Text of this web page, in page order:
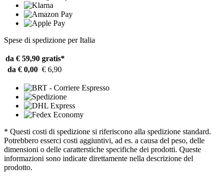
Spese di spedizione per Italia
da € 59,90 gratis*
da € 0,00 € 6,90
* Questi costi di spedizione si riferiscono alla spedizione standard.
Potrebbero esserci costi aggiuntivi, ad es. a causa del peso, delle
dimensioni o delle caratterstiche specifiche dei prodotti. Queste
informazioni sono indicate direttamente nella descrizione del
prodotto.